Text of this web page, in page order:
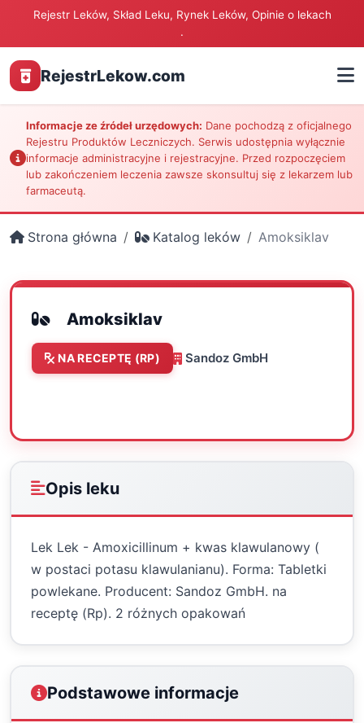
Rejestr Leków, Skład Leku, Rynek Leków, Opinie o lekach
.
RejestrLekow.com
Informacje ze źródeł urzędowych: Dane pochodzą z oficjalnego
Rejestru Produktów Leczniczych. Serwis udostępnia wyłącznie
informacje administracyjne i rejestracyjne. Przed rozpoczęciem
lub zakończeniem leczenia zawsze skonsultuj się z lekarzem lub
farmaceutą.
Strona główna Katalog leków Amoksiklav
Amoksiklav
NA RECEPTĘ (RP) Sandoz GmbH
Opis leku
Lek Lek - Amoxicillinum + kwas klawulanowy (
w postaci potasu klawulanianu). Forma: Tabletki
powlekane. Producent: Sandoz GmbH. na
receptę (Rp). 2 różnych opakowań
Podstawowe informacje